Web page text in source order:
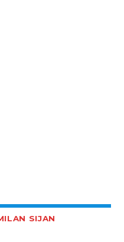
SIJAN